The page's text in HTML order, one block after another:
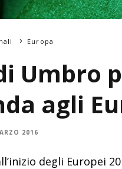
Europa
Umbro
agli
2016
degli Europei